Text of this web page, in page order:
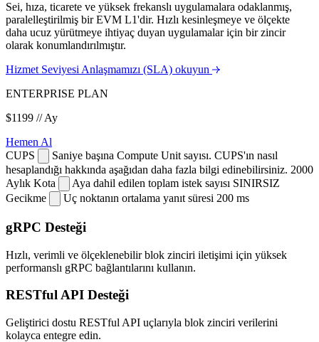
Sei, hıza, ticarete ve yüksek frekanslı uygulamalara odaklanmış,
paralelleştirilmiş bir EVM L1'dir. Hızlı kesinleşmeye ve ölçekte
daha ucuz yürütmeye ihtiyaç duyan uygulamalar için bir zincir
olarak konumlandırılmıştır.
Hizmet Seviyesi Anlaşmamızı (SLA) okuyun
ENTERPRISE PLAN
$1199 // Ay
Hemen Al
CUPS
Saniye başına Compute Unit sayısı. CUPS'ın nasıl
hesaplandığı hakkında aşağıdan daha fazla bilgi edinebilirsiniz. 2000
Aylık Kota
Aya dahil edilen toplam istek sayısı SINIRSIZ
Gecikme
Uç noktanın ortalama yanıt süresi 200 ms
gRPC Desteği
Hızlı, verimli ve ölçeklenebilir blok zinciri iletişimi için yüksek
performanslı gRPC bağlantılarını kullanın.
RESTful API Desteği
Geliştirici dostu RESTful API uçlarıyla blok zinciri verilerini
kolayca entegre edin.